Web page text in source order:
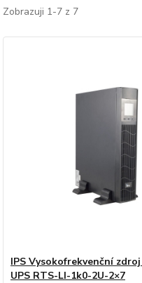
Zobrazuji 1-7 z 7
IPS Vysokofrekvenční
UPS RTS-LI-1k0-2U-2×7